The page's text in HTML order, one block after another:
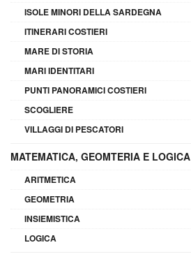
ISOLE MINORI DELLA SARDEGNA
ITINERARI COSTIERI
MARE DI STORIA
MARI IDENTITARI
PUNTI PANORAMICI COSTIERI
SCOGLIERE
VILLAGGI DI PESCATORI
MATEMATICA, GEOMTERIA E LOGICA
ARITMETICA
GEOMETRIA
INSIEMISTICA
LOGICA